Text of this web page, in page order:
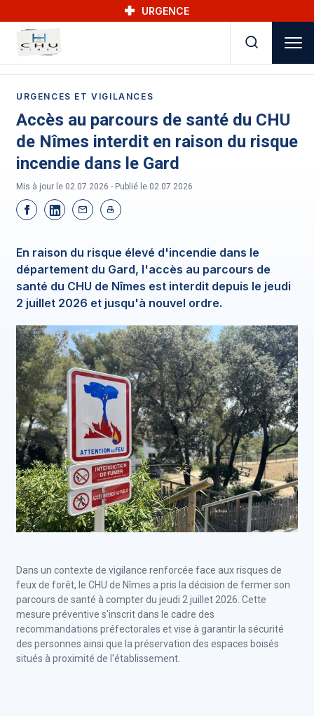
URGENCE
URGENCES ET VIGILANCES
Accès au parcours de santé du CHU
de Nîmes interdit en raison du risque
incendie dans le Gard
Mis à jour le 02.07.2026 - Publié le 02.07.2026
En raison du risque élevé d'incendie dans le
département du Gard, l'accès au parcours de
santé du CHU de Nîmes est interdit depuis le jeudi
2 juillet 2026 et jusqu'à nouvel ordre.
Dans un contexte de vigilance renforcée face aux risques de
feux de forêt, le CHU de Nîmes a pris la décision de fermer son
parcours de santé à compter du jeudi 2 juillet 2026. Cette
mesure préventive s'inscrit dans le cadre des
recommandations préfectorales et vise à garantir la sécurité
des personnes ainsi que la préservation des espaces boisés
situés à proximité de l'établissement.